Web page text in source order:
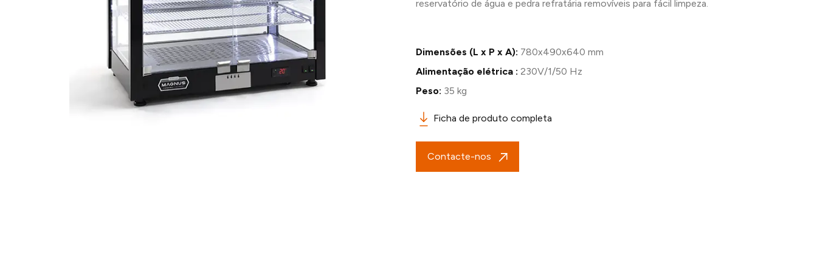
reservatório de água e pedra refratária removíveis para fácil limpeza.
Dimensões (L x P x A): 780x490x640 mm
Alimentação elétrica : 230V/1/50 Hz
Peso: 35 kg
Ficha de produto completa
Contacte-nos